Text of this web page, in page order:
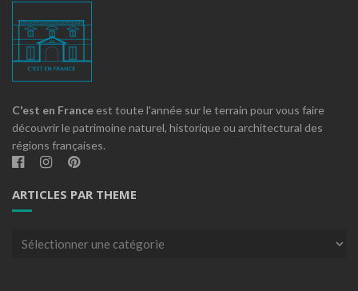
C'est en France est toute l'année sur le terrain pour vous faire
découvrir le patrimoine naturel, historique ou architectural des
régions françaises.
ARTICLES PAR THEME
Articles